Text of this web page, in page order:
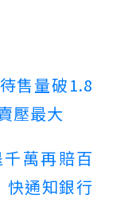
售量破1.8
壓最大
萬再賠百
快通知銀行